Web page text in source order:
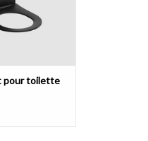
pour toilette